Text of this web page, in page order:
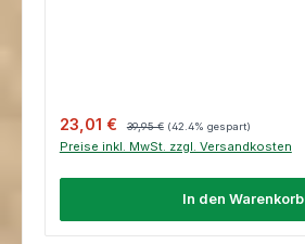
Verkaufspreis:
23,01 € 39,95 € (42.4% gespart)
Preise inkl. MwSt. zzgl. Versandkosten
In den Warenkorb